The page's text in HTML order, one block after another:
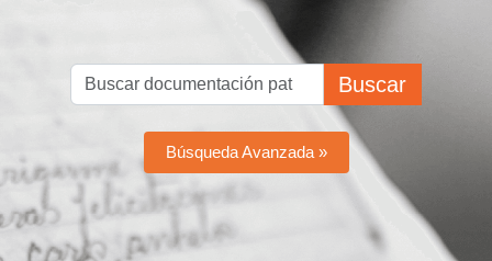
Buscar
Búsqueda Avanzada »